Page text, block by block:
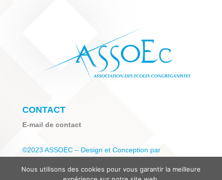
CONTACT
E-mail de contact
©2023 ASSOEC – Design et Conception par
Nous utilisons des cookies pour vous garantir la meilleure